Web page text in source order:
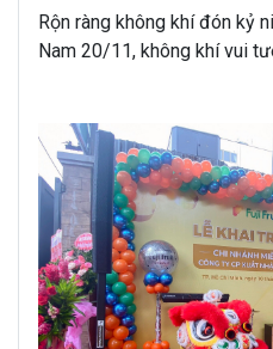
Rộn ràng không khí đón kỷ
Nam 20/11, không khí vui